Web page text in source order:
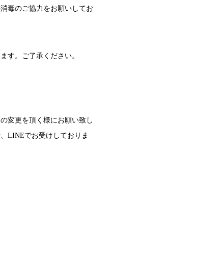
毒のご協力をお願いしてお
す。ご了承ください。
変更を頂く様にお願い致し
LINEでお受けしておりま